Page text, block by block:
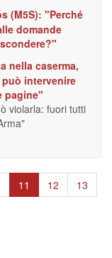
(M5S): "Perché
domande
nella caserma,
intervenire
pagine"
violarla: fuori tutti
Pagina
attuale
11 Page
12 Page
13